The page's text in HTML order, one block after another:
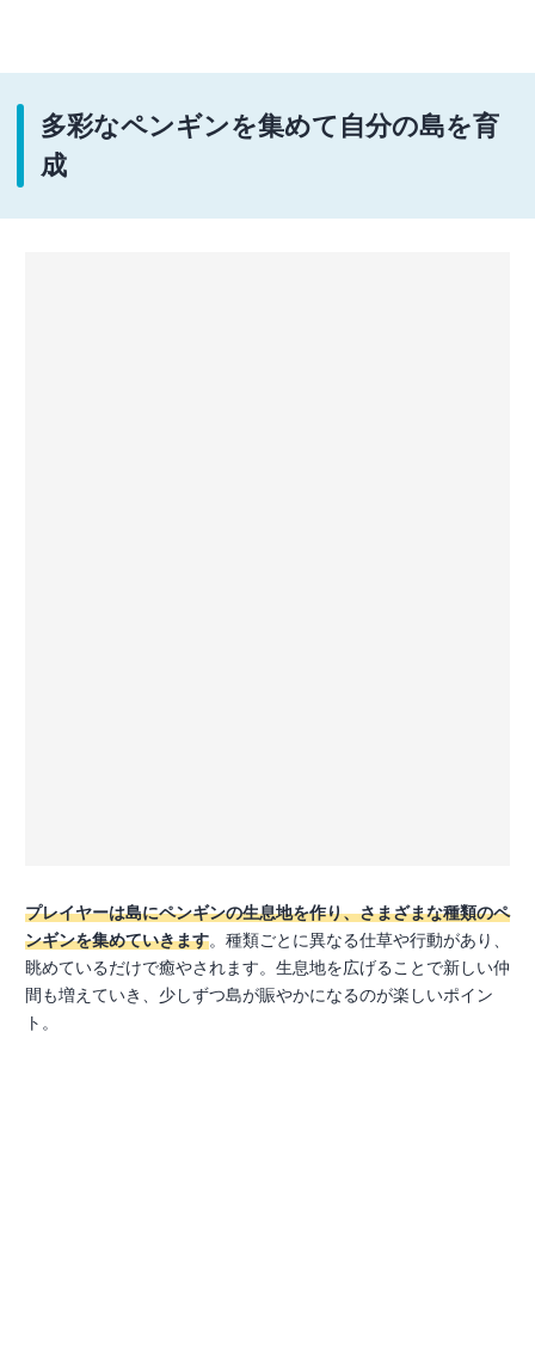
多彩なペンギンを集めて自分の島を育
成
プレイヤーは島にペンギンの生息地を作り、さまざまな種類のペ
ンギンを集めていきます。種類ごとに異なる仕草や行動があり、
眺めているだけで癒やされます。生息地を広げることで新しい仲
間も増えていき、少しずつ島が賑やかになるのが楽しいポイン
ト。